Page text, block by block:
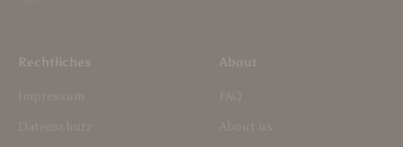
Rechtliches About